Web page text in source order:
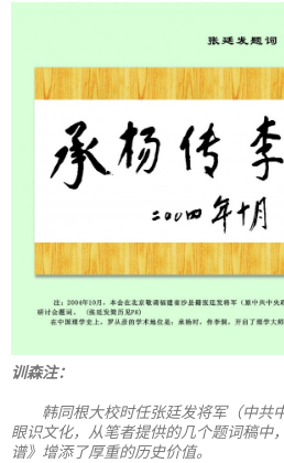
训森注：
韩同根大校时任张廷发将军（中共
眼识文化，从笔者提供的几个题词稿中
谱》增添了厚重的历史价值。